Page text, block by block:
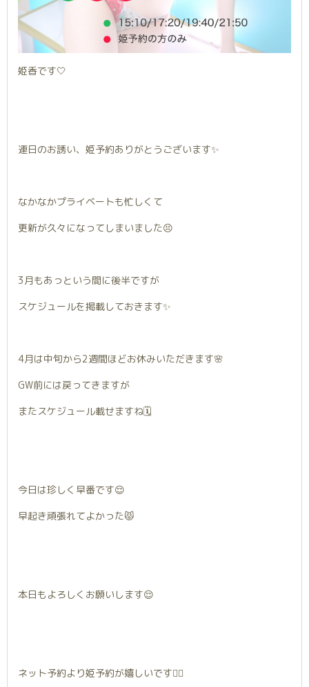
姫香です🤍
連日のお誘い、姫予約ありがとうございます✨️
なかなかプライベートも忙しくて
更新が久々になってしまいました😣
3月もあっという間に後半ですが
スケジュールを掲載しておきます✨️
4月は中旬から2週間ほどお休みいただきます🌸
GW前には戻ってきますが
またスケジュール載せますね🗓
今日は珍しく早番です😌
早起き頑張れてよかった😾
本日もよろしくお願いします😌
ネット予約より姫予約が嬉しいです🙂‍↕️